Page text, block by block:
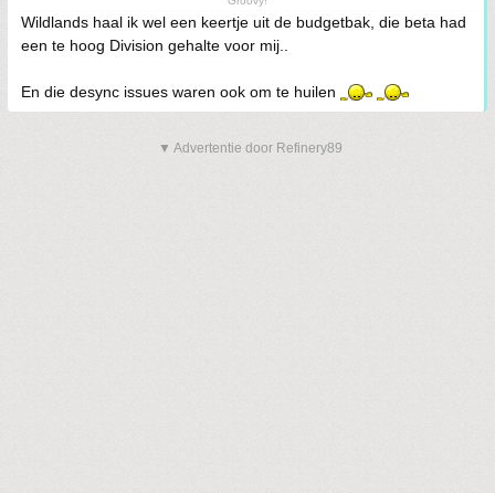
Wildlands haal ik wel een keertje uit de budgetbak, die beta had
een te hoog Division gehalte voor mij..
En die desync issues waren ook om te huilen
▼ Advertentie door Refinery89